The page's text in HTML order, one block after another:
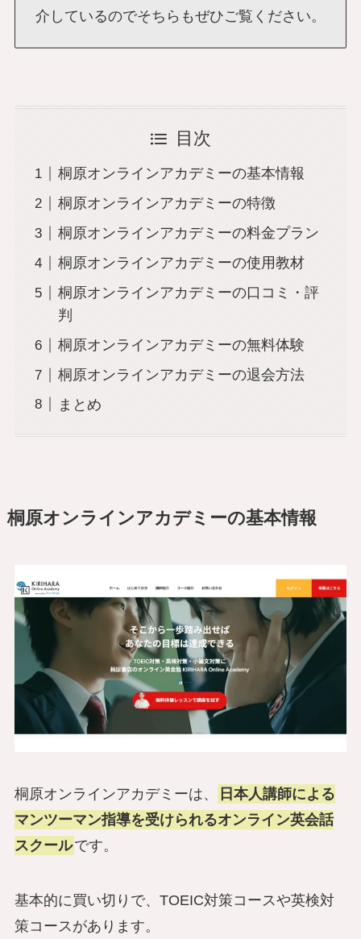
介しているのでそちらもぜひご覧ください。
目次
桐原オンラインアカデミーの基本情報
桐原オンラインアカデミーの特徴
桐原オンラインアカデミーの料金プラン
桐原オンラインアカデミーの使用教材
桐原オンラインアカデミーの口コミ・評
判
桐原オンラインアカデミーの無料体験
桐原オンラインアカデミーの退会方法
まとめ
桐原オンラインアカデミーの基本情報
桐原オンラインアカデミーは、
日本人講師による
マンツーマン指導を受けられるオンライン英会話
スクールです。
基本的に買い切りで、TOEIC対策コースや英検対
策コースがあります。